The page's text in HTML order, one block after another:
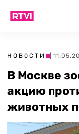
НОВОСТИ |
В Москве
акцию
животных